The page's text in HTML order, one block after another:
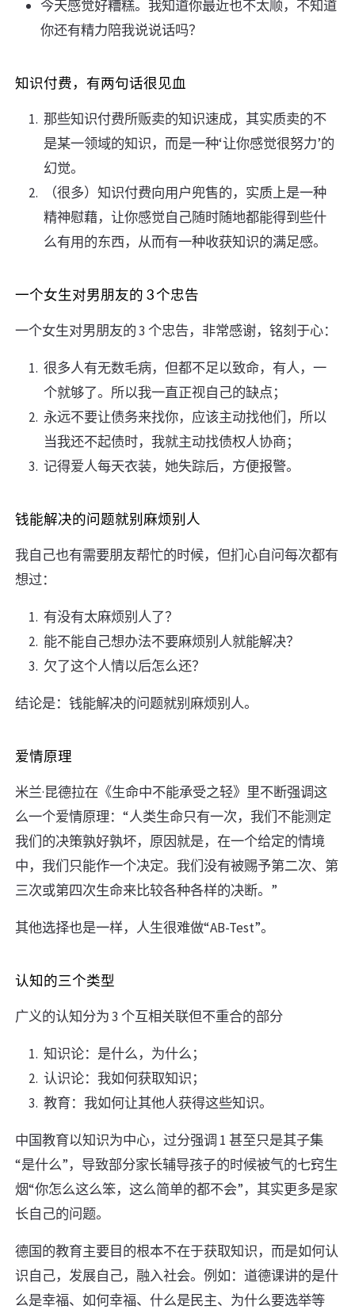
今天感觉好糟糕。我知道你最近也不太顺，不知道
你还有精力陪我说说话吗？
知识付费，有两句话很见血
那些知识付费所贩卖的知识速成，其实质卖的不
是某一领域的知识，而是一种‘让你感觉很努力’的
幻觉。
（很多）知识付费向用户兜售的，实质上是一种
精神慰藉，让你感觉自己随时随地都能得到些什
么有用的东西，从而有一种收获知识的满足感。
一个女生对男朋友的 3 个忠告
一个女生对男朋友的 3 个忠告，非常感谢，铭刻于心：
很多人有无数毛病，但都不足以致命，有人，一
个就够了。所以我一直正视自己的缺点；
永远不要让债务来找你，应该主动找他们，所以
当我还不起债时，我就主动找债权人协商；
记得爱人每天衣装，她失踪后，方便报警。
钱能解决的问题就别麻烦别人
我自己也有需要朋友帮忙的时候，但扪心自问每次都有
想过：
有没有太麻烦别人了？
能不能自己想办法不要麻烦别人就能解决？
欠了这个人情以后怎么还？
结论是：钱能解决的问题就别麻烦别人。
爱情原理
米兰·昆德拉在《生命中不能承受之轻》里不断强调这
么一个爱情原理：“人类生命只有一次，我们不能测定
我们的决策孰好孰坏，原因就是，在一个给定的情境
中，我们只能作一个决定。我们没有被赐予第二次、第
三次或第四次生命来比较各种各样的决断。”
其他选择也是一样，人生很难做“AB-Test”。
认知的三个类型
广义的认知分为 3 个互相关联但不重合的部分
知识论：是什么，为什么；
认识论：我如何获取知识；
教育：我如何让其他人获得这些知识。
中国教育以知识为中心，过分强调 1 甚至只是其子集
“是什么”，导致部分家长辅导孩子的时候被气的七窍生
烟“你怎么这么笨，这么简单的都不会”，其实更多是家
长自己的问题。
德国的教育主要目的根本不在于获取知识，而是如何认
识自己，发展自己，融入社会。例如：道德课讲的是什
么是幸福、如何幸福、什么是民主、为什么要选举等